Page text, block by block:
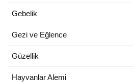
Gebelik
Gezi ve Eğlence
Güzellik
Hayvanlar Alemi